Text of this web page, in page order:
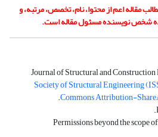
مقاله اعم از محتوا، نام، تخصص، مرتبه، و
شخص نویسنده مسئول مقاله است.
Journal of Structural and
Society of Structural Engineering
Commons Attribution-
.
.
Permissions beyond the scope